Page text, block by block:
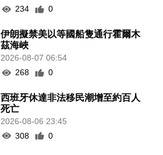
234
0
伊朗擬禁美以等國船隻通行霍爾木
茲海峽
2026-08-07 06:54
268
0
西班牙休達非法移民潮增至約百人
死亡
2026-08-06 23:45
308
0